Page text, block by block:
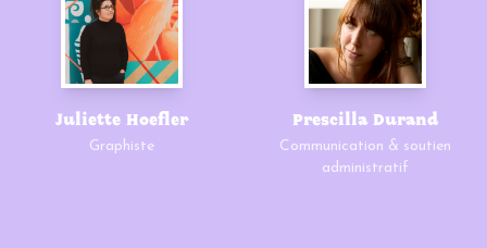
Juliette Hoefler
Graphiste
Prescilla Durand
Communication & soutien
administratif